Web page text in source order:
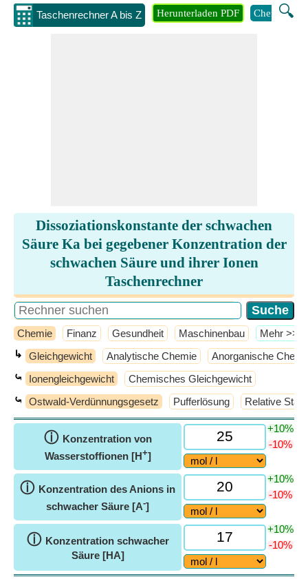
Taschenrechner A bis Z 🔍
Herunterladen PDF Chemie
Dissoziationskonstante der schwachen
Säure Ka bei gegebener Konzentration der
schwachen Säure und ihrer Ionen
Taschenrechner
Chemie Finanz Gesundheit Maschinenbau ​Mehr >>
↳ Gleichgewicht Analytische Chemie Anorganische
⤿ Ionengleichgewicht Chemisches Gleichgewicht
⤿ Ostwald-Verdünnungsgesetz Pufferlösung Relative
ⓘ Konzentration von
Wasserstoffionen [H+]
+10%
-10%
ⓘ Konzentration des Anions in
schwacher Säure [A-]
+10%
-10%
ⓘ Konzentration schwacher
Säure [HA]
+10%
-10%